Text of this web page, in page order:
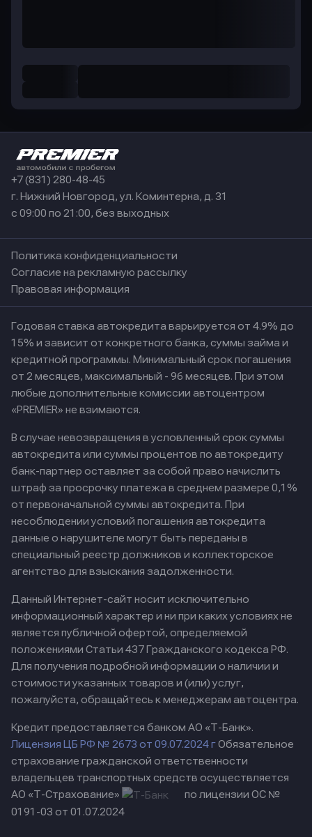
+7 (831) 280-48-45
г. Нижний Новгород, ул. Коминтерна, д. 31
с 09:00 по 21:00, без выходных
Политика конфиденциальности
Согласие на рекламную рассылку
Правовая информация
Годовая ставка автокредита варьируется от 4.9% до
15% и зависит от конкретного банка, суммы займа и
кредитной программы. Минимальный срок погашения
от 2 месяцев, максимальный - 96 месяцев. При этом
любые дополнительные комиссии автоцентром
«PREMIER» не взимаются.
В случае невозвращения в условленный срок суммы
автокредита или суммы процентов по автокредиту
банк-партнер оставляет за собой право начислить
штраф за просрочку платежа в среднем размере 0,1%
от первоначальной суммы автокредита. При
несоблюдении условий погашения автокредита
данные о нарушителе могут быть переданы в
специальный реестр должников и коллекторское
агентство для взыскания задолженности.
Данный Интернет-сайт носит исключительно
информационный характер и ни при каких условиях не
является публичной офертой, определяемой
положениями Статьи 437 Гражданского кодекса РФ.
Для получения подробной информации о наличии и
стоимости указанных товаров и (или) услуг,
пожалуйста, обращайтесь к менеджерам автоцентра.
Кредит предоставляется банком АО «Т-Банк».
Лицензия ЦБ РФ № 2673 от 09.07.2024 гОбязательное
страхование гражданской ответственности
владельцев транспортных средств осуществляется
АО «Т-Страхование»
по лицензии ОС №
0191-03 от 01.07.2024